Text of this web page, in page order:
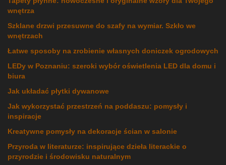
wnętrza
Szklane drzwi przesuwne do szafy na wymiar. Szkło we
wnętrzach
Łatwe sposoby na zrobienie własnych doniczek ogrodowych
LEDy w Poznaniu: szeroki wybór oświetlenia LED dla domu i
biura
Jak układać płytki dywanowe
Jak wykorzystać przestrzeń na poddaszu: pomysły i
inspiracje
Kreatywne pomysły na dekoracje ścian w salonie
Przyroda w literaturze: inspirujące dzieła literackie o
przyrodzie i środowisku naturalnym